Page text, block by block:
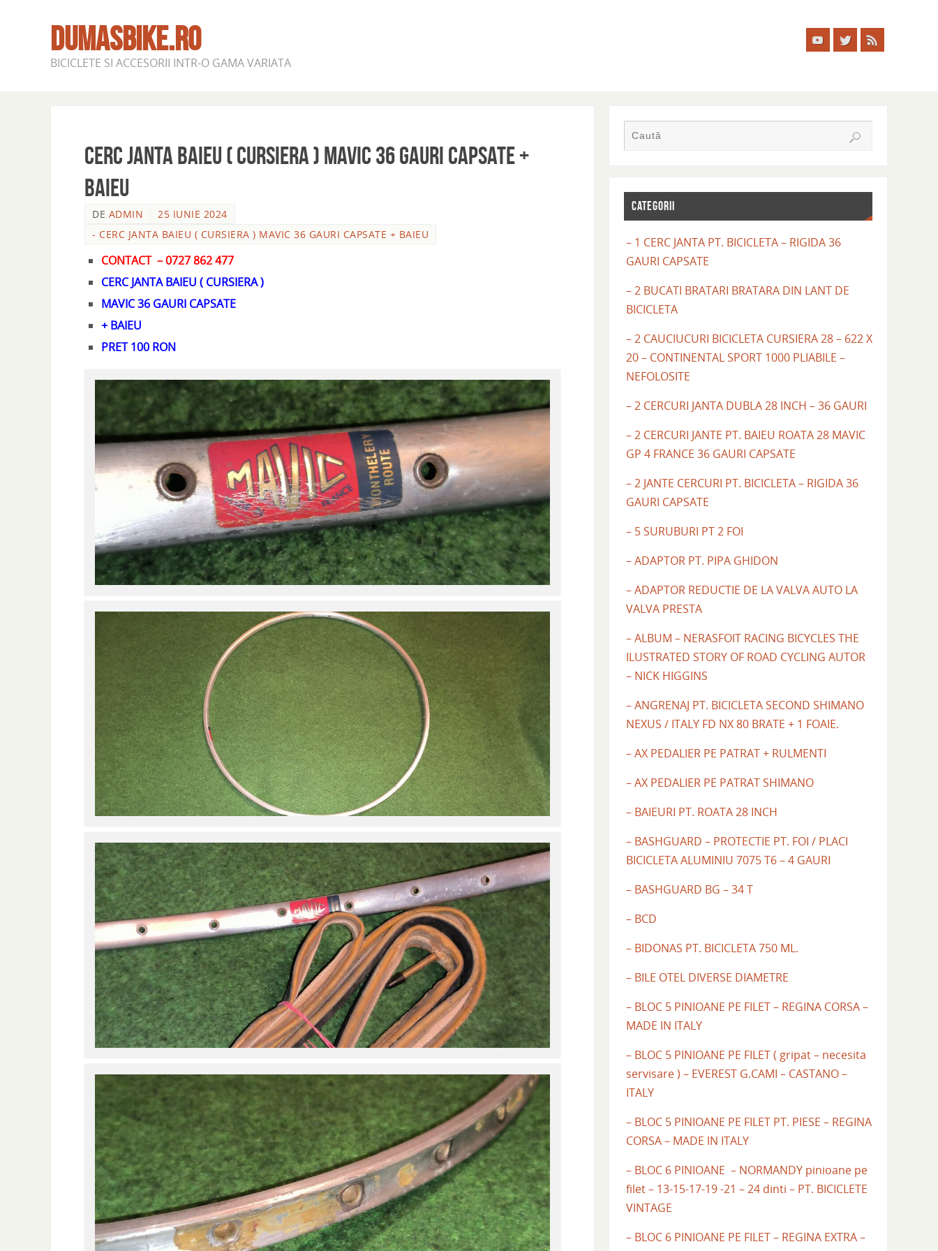
DUMASBIKE.RO
BICICLETE SI ACCESORII INTR-O GAMA VARIATA
CERC JANTA BAIEU ( CURSIERA ) MAVIC 36 GAURI CAPSATE +
BAIEU
DE ADMIN
25 IUNIE 2024
- CERC JANTA BAIEU ( CURSIERA ) MAVIC 36 GAURI CAPSATE + BAIEU
CONTACT – 0727 862 477
CERC JANTA BAIEU ( CURSIERA )
MAVIC 36 GAURI CAPSATE
+ BAIEU
PRET 100 RON
CATEGORII
– 1 CERC JANTA PT. BICICLETA – RIGIDA 36
GAURI CAPSATE
– 2 BUCATI BRATARI BRATARA DIN LANT DE
BICICLETA
– 2 CAUCIUCURI BICICLETA CURSIERA 28 – 622 X
20 – CONTINENTAL SPORT 1000 PLIABILE –
NEFOLOSITE
– 2 CERCURI JANTA DUBLA 28 INCH – 36 GAURI
– 2 CERCURI JANTE PT. BAIEU ROATA 28 MAVIC
GP 4 FRANCE 36 GAURI CAPSATE
– 2 JANTE CERCURI PT. BICICLETA – RIGIDA 36
GAURI CAPSATE
– 5 SURUBURI PT 2 FOI
– ADAPTOR PT. PIPA GHIDON
– ADAPTOR REDUCTIE DE LA VALVA AUTO LA
VALVA PRESTA
– ALBUM – NERASFOIT RACING BICYCLES THE
ILUSTRATED STORY OF ROAD CYCLING AUTOR
– NICK HIGGINS
– ANGRENAJ PT. BICICLETA SECOND SHIMANO
NEXUS / ITALY FD NX 80 BRATE + 1 FOAIE.
– AX PEDALIER PE PATRAT + RULMENTI
– AX PEDALIER PE PATRAT SHIMANO
– BAIEURI PT. ROATA 28 INCH
– BASHGUARD – PROTECTIE PT. FOI / PLACI
BICICLETA ALUMINIU 7075 T6 – 4 GAURI
– BASHGUARD BG – 34 T
– BCD
– BIDONAS PT. BICICLETA 750 ML.
– BILE OTEL DIVERSE DIAMETRE
– BLOC 5 PINIOANE PE FILET – REGINA CORSA –
MADE IN ITALY
– BLOC 5 PINIOANE PE FILET ( gripat – necesita
servisare ) – EVEREST G.CAMI – CASTANO –
ITALY
– BLOC 5 PINIOANE PE FILET PT. PIESE – REGINA
CORSA – MADE IN ITALY
– BLOC 6 PINIOANE – NORMANDY pinioane pe
filet – 13-15-17-19 -21 – 24 dinti – PT. BICICLETE
VINTAGE
– BLOC 6 PINIOANE PE FILET – REGINA EXTRA –